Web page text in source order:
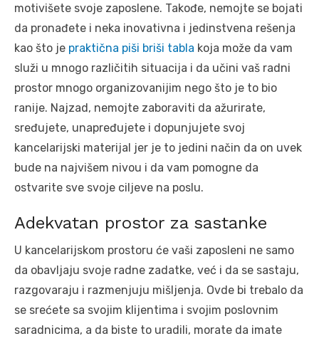
motivišete svoje zaposlene. Takođe, nemojte se bojati
da pronađete i neka inovativna i jedinstvena rešenja
kao što je praktična piši briši tabla koja može da vam
služi u mnogo različitih situacija i da učini vaš radni
prostor mnogo organizovanijim nego što je to bio
ranije. Najzad, nemojte zaboraviti da ažurirate,
sređujete, unapređujete i dopunjujete svoj
kancelarijski materijal jer je to jedini način da on uvek
bude na najvišem nivou i da vam pomogne da
ostvarite sve svoje ciljeve na poslu.
Adekvatan prostor za sastanke
U kancelarijskom prostoru će vaši zaposleni ne samo
da obavljaju svoje radne zadatke, već i da se sastaju,
razgovaraju i razmenjuju mišljenja. Ovde bi trebalo da
se srećete sa svojim klijentima i svojim poslovnim
saradnicima, a da biste to uradili, morate da imate